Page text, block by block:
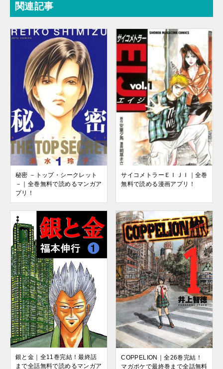
関連記事
秘密 －トップ・シークレット
－｜全巻無料で読めるマンガア
プリ！
サイコメトラーＥＩＪＩ｜全巻
無料で読める漫画アプリ！
銀と金｜全11巻完結！最終話
まで全話無料で読めるマンガア
COPPELION｜全26巻完結！
マガポケで最終巻まで全話無料